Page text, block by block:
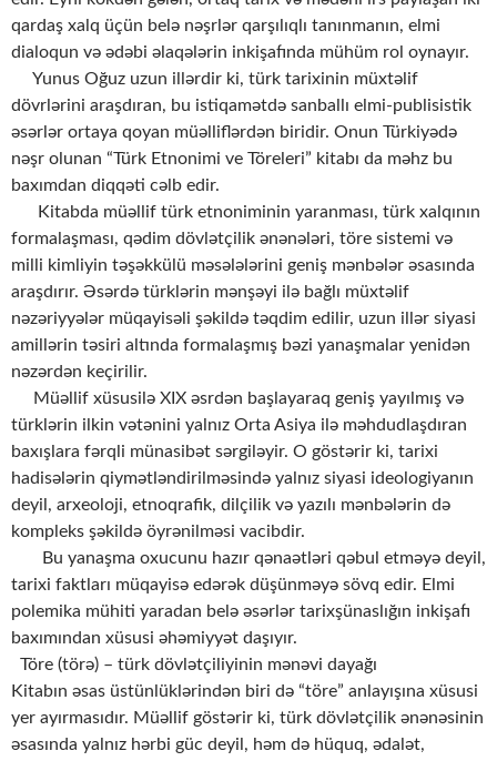
qardaş xalq üçün belə nəşrlər qarşılıqlı tanınmanın, elmi
dialoqun və ədəbi əlaqələrin inkişafında mühüm rol oynayır.
Yunus Oğuz uzun illərdir ki, türk tarixinin müxtəlif
dövrlərini araşdıran, bu istiqamətdə sanballı elmi-publisistik
əsərlər ortaya qoyan müəlliflərdən biridir. Onun Türkiyədə
nəşr olunan “Türk Etnonimi ve Töreleri” kitabı da məhz bu
baxımdan diqqəti cəlb edir.
Kitabda müəllif türk etnoniminin yaranması, türk xalqının
formalaşması, qədim dövlətçilik ənənələri, töre sistemi və
milli kimliyin təşəkkülü məsələlərini geniş mənbələr əsasında
araşdırır. Əsərdə türklərin mənşəyi ilə bağlı müxtəlif
nəzəriyyələr müqayisəli şəkildə təqdim edilir, uzun illər siyasi
amillərin təsiri altında formalaşmış bəzi yanaşmalar yenidən
nəzərdən keçirilir.
Müəllif xüsusilə XIX əsrdən başlayaraq geniş yayılmış və
türklərin ilkin vətənini yalnız Orta Asiya ilə məhdudlaşdıran
baxışlara fərqli münasibət sərgiləyir. O göstərir ki, tarixi
hadisələrin qiymətləndirilməsində yalnız siyasi ideologiyanın
deyil, arxeoloji, etnoqrafik, dilçilik və yazılı mənbələrin də
kompleks şəkildə öyrənilməsi vacibdir.
Bu yanaşma oxucunu hazır qənaətləri qəbul etməyə deyil,
tarixi faktları müqayisə edərək düşünməyə sövq edir. Elmi
polemika mühiti yaradan belə əsərlər tarixşünaslığın inkişafı
baxımından xüsusi əhəmiyyət daşıyır.
Töre (törə) – türk dövlətçiliyinin mənəvi dayağı
Kitabın əsas üstünlüklərindən biri də “töre” anlayışına xüsusi
yer ayırmasıdır. Müəllif göstərir ki, türk dövlətçilik ənənəsinin
əsasında yalnız hərbi güc deyil, həm də hüquq, ədalət,